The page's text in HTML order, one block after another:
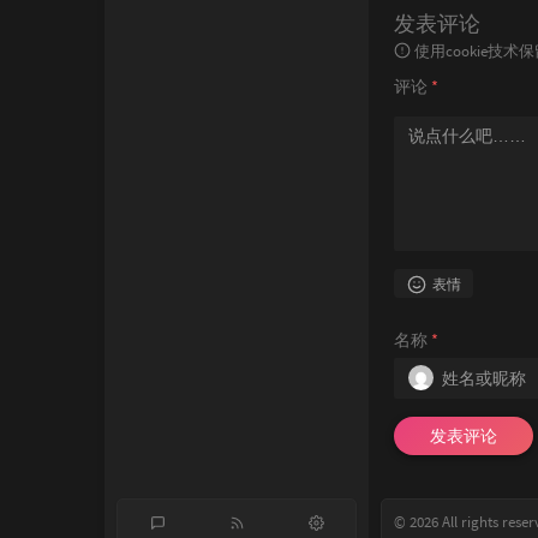
发表评论
使用cookie技术
评论 *
表情
名称 *
发表评论
© 2026 All rights